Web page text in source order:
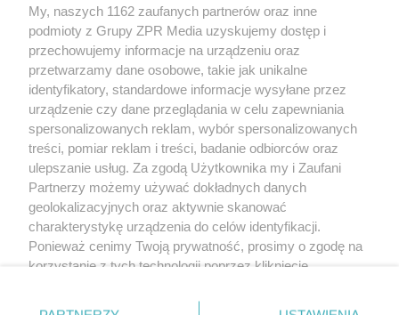
Żaden utwór zamieszczony w serwisie nie może być powielany i
rozpowszechniany lub dalej rozpowszechniany w jakikolwiek sposób (w
tym także elektroniczny lub mechaniczny) na jakimkolwiek polu
eksploatacji w jakiejkolwiek formie, włącznie z umieszczaniem w Internecie
bez pisemnej zgody właściciela praw. Jakiekolwiek użycie lub
wykorzystanie utworów w całości lub w części z naruszeniem prawa, tzn.
bez właściwej zgody, jest zabronione pod groźbą kary i może być ścigane
prawnie.
O nas
My, naszych 1162 zaufanych partnerów oraz inne
podmioty z Grupy ZPR Media uzyskujemy dostęp i
przechowujemy informacje na urządzeniu oraz
przetwarzamy dane osobowe, takie jak unikalne
identyfikatory, standardowe informacje wysyłane przez
urządzenie czy dane przeglądania w celu zapewniania
spersonalizowanych reklam, wybór spersonalizowanych
treści, pomiar reklam i treści, badanie odbiorców oraz
ulepszanie usług. Za zgodą Użytkownika my i Zaufani
Partnerzy możemy używać dokładnych danych
geolokalizacyjnych oraz aktywnie skanować
charakterystykę urządzenia do celów identyfikacji.
Ponieważ cenimy Twoją prywatność, prosimy o zgodę na
korzystanie z tych technologii poprzez kliknięcie
zmienić/wycofać klikając przycisk ustawień prywatności